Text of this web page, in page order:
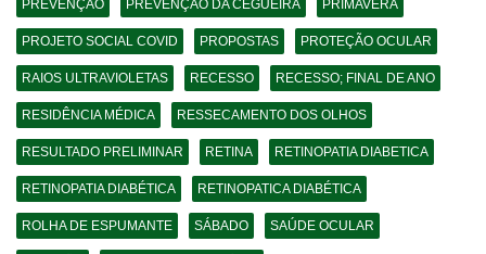
PREVENÇÃO PREVENÇÃO DA CEGUEIRA PRIMAVERA
PROJETO SOCIAL COVID PROPOSTAS PROTEÇÃO OCULAR
RAIOS ULTRAVIOLETAS RECESSO RECESSO; FINAL DE ANO
RESIDÊNCIA MÉDICA RESSECAMENTO DOS OLHOS
RESULTADO PRELIMINAR RETINA RETINOPATIA DIABETICA
RETINOPATIA DIABÉTICA RETINOPATICA DIABÉTICA
ROLHA DE ESPUMANTE SÁBADO SAÚDE OCULAR